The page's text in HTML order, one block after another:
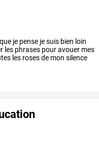
que je pense jesuis bien loin
les phrases pouravouer mes
les rosesde mon silence